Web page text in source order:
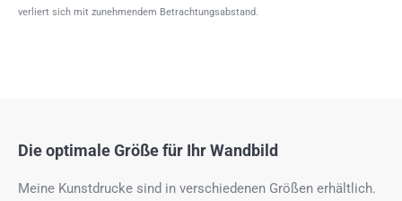
verliert sich mit zunehmendem Betrachtungsabstand.
Die optimale Größe für Ihr Wandbild
Meine Kunstdrucke sind in verschiedenen Größen erhältlich.